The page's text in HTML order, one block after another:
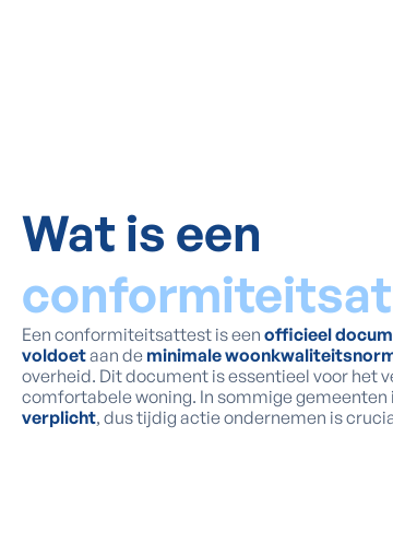
Wat is een
Een conformiteitsattest is een officieel
voldoetaan de minimale
overheid. Dit document is essentieel voor het
comfortabele woning. In sommige
verplicht, dus tijdig actie ondernemen is